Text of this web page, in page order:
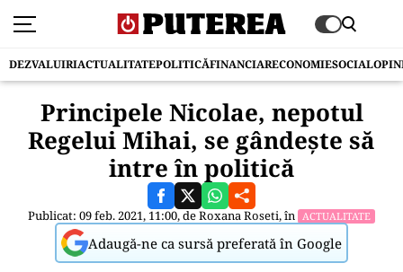
DEZVALUIRIACTUALITATEPOLITICĂFINANCIARECONOMIESOCIAL
Principele Nicolae, nepotul
Regelui Mihai, se gândește să
intre în politică
Publicat: 09 feb. 2021, 11:00, deRoxana Roseti, în ACTUALITATE
Adaugă-ne ca sursă preferată în Google